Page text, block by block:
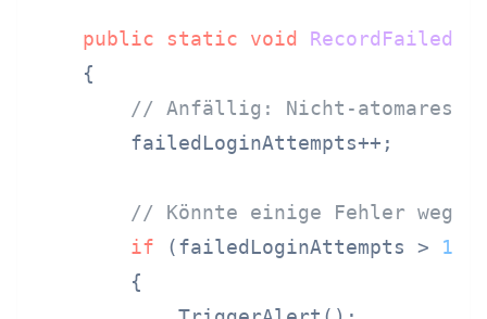
public static void
    {
// Anfällig: Nicht-atomares
        failedLoginAttempts++;
// Könnte einige Fehler
if (failedLoginAttempts > 10
        {